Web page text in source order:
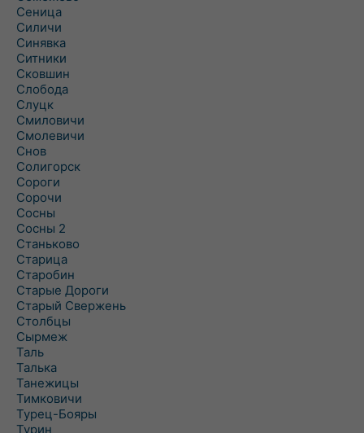
Сеница
Силичи
Синявка
Ситники
Сковшин
Слобода
Слуцк
Смиловичи
Смолевичи
Снов
Солигорск
Сороги
Сорочи
Сосны
Сосны 2
Станьково
Старица
Старобин
Старые Дороги
Старый Свержень
Столбцы
Сырмеж
Таль
Талька
Танежицы
Тимковичи
Турец-Бояры
Турин